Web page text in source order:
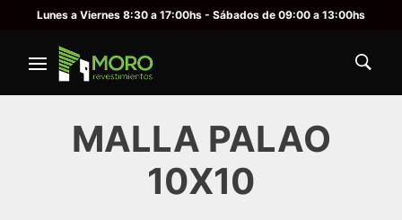
Lunes a Viernes 8:30 a 17:00hs - Sábados de 09:00 a 13:00hs
MALLA PALAO
10X10